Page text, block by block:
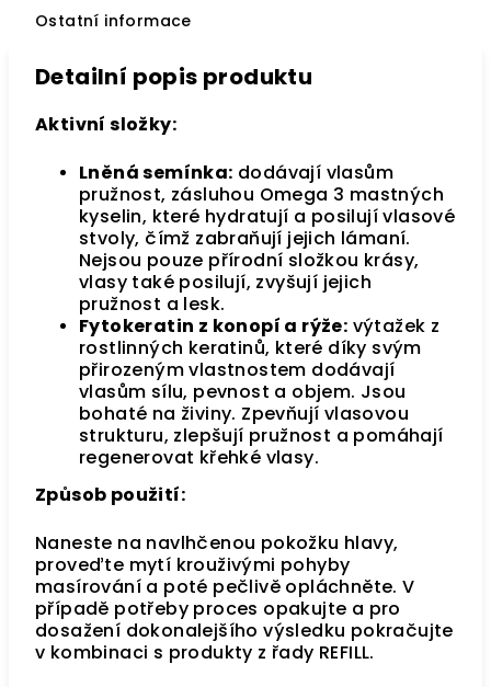
Ostatní informace
Detailní popis produktu
Aktivní složky:
Lněná semínka: dodávají vlasům
pružnost, zásluhou Omega 3 mastných
kyselin, které hydratují a posilují vlasové
stvoly, čímž zabraňují jejich lámaní.
Nejsou pouze přírodní složkou krásy,
vlasy také posilují, zvyšují jejich
pružnost a lesk.
Fytokeratin z konopí a rýže: výtažek z
rostlinných keratinů, které díky svým
přirozeným vlastnostem dodávají
vlasům sílu, pevnost a objem. Jsou
bohaté na živiny. Zpevňují vlasovou
strukturu, zlepšují pružnost a pomáhají
regenerovat křehké vlasy.
Způsob použití:
Naneste na navlhčenou pokožku hlavy,
proveďte mytí krouživými pohyby
masírování a poté pečlivě opláchněte. V
případě potřeby proces opakujte a pro
dosažení dokonalejšího výsledku pokračujte
v kombinaci s produkty z řady REFILL.